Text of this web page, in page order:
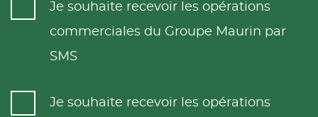
Je souhaite recevoir les opérations
commerciales du Groupe Maurin par
SMS
Je souhaite recevoir les opérations